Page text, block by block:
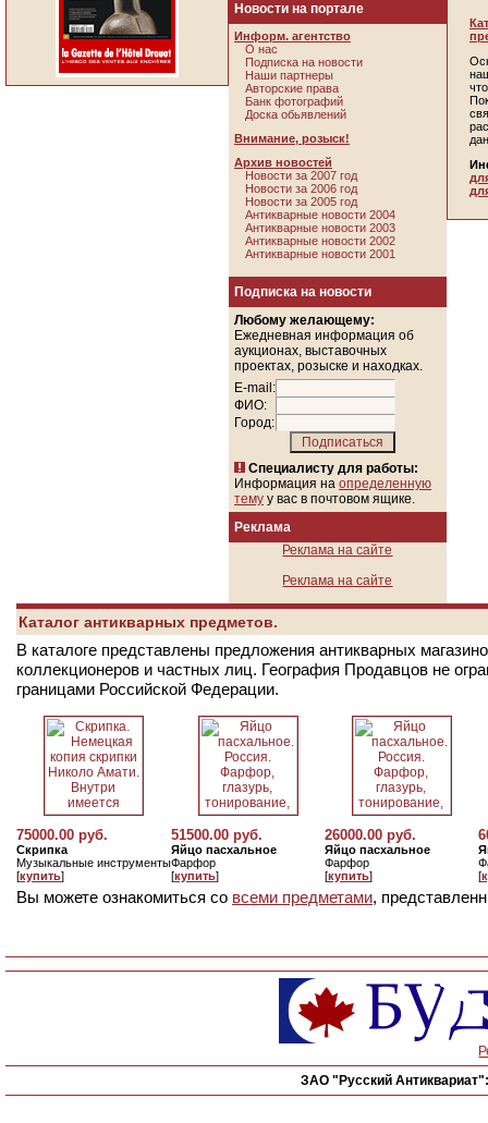
Новости на портале
Информ. агентство
О нас
Подписка на новости
Наши партнеры
Авторские права
Банк фотографий
Доска обьявлений
Внимание, розыск!
Архив новостей
Новости за 2007 год
Новости за 2006 год
Новости за 2005 год
Антикварные новости 2004
Антикварные новости 2003
Антикварные новости 2002
Антикварные новости 2001
Подписка на новости
Любому желающему:
Ежедневная информация об
аукционах, выставочных
проектах, розыске и находках.
E-mail:
ФИО:
Город:
Специалисту для работы:
Информация на определенную
тему у вас в почтовом ящике.
Реклама
Реклама на сайте
Реклама на сайте
Каталог антикварных предметов.
В каталоге представлены предложения антикварных
коллекционеров и частных лиц. География Продавцов не
границами Российской Федерации.
75000.00 руб.
Скрипка
Музыкальные инструменты
[купить]
51500.00 руб.
Яйцо пасхальное
Фарфор
[купить]
26000.00 руб.
Яйцо пасхальное
Фарфор
[купить]
[
Вы можете ознакомиться со всеми предметами,
ЗАО "Русский Антиквариат":